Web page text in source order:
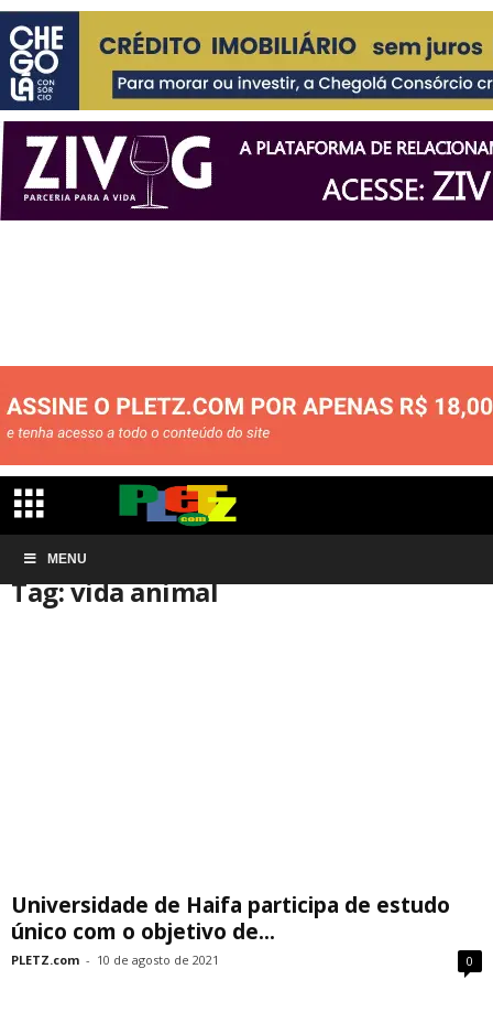
MENU
Início Tags
Tag: vida animal
Universidade de Haifa participa de estudo
único com o objetivo de...
PLETZ.com - 10 de agosto de 2021 0